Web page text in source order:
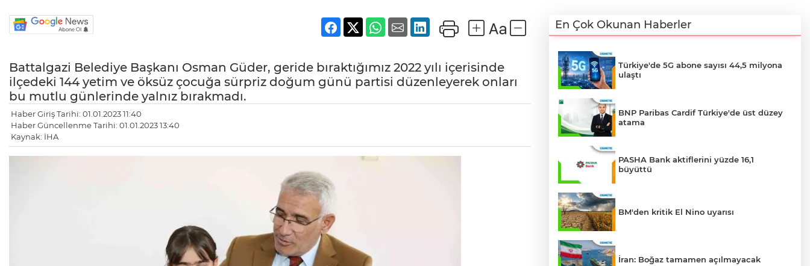
Battalgazi Belediye Başkanı Osman Güder, geride bıraktığımız 2022 yılı içerisinde
ilçedeki 144 yetim ve öksüz çocuğa sürpriz doğum günü partisi düzenleyerek onları
bu mutlu günlerinde yalnız bırakmadı.
Haber Giriş Tarihi: 01.01.2023 11:40
Haber Güncellenme Tarihi: 01.01.2023 13:40
Kaynak: İHA
En Çok Okunan Haberler
Türkiye'de 5G abone sayısı 44,5 milyona
ulaştı
BNP Paribas Cardif Türkiye'de üst düzey
atama
PASHA Bank aktiflerini yüzde 16,1
büyüttü
BM'den kritik El Nino uyarısı
İran: Boğaz tamamen açılmayacak